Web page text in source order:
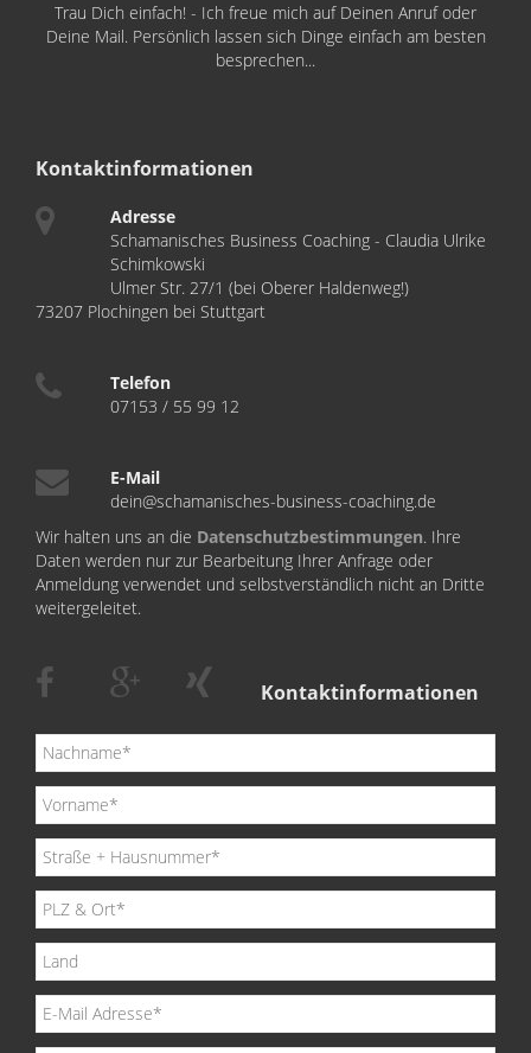
Trau Dich einfach! - Ich freue mich auf Deinen Anruf oder
Deine Mail. Persönlich lassen sich Dinge einfach am besten
besprechen...
Kontaktinformationen
Adresse
Schamanisches Business Coaching - Claudia Ulrike
Schimkowski
Ulmer Str. 27/1 (bei Oberer Haldenweg!)
73207 Plochingen bei Stuttgart
Telefon
07153 / 55 99 12
E-Mail
dein@schamanisches-business-coaching.de
Wir halten uns an die Datenschutzbestimmungen. Ihre
Daten werden nur zur Bearbeitung Ihrer Anfrage oder
Anmeldung verwendet und selbstverständlich nicht an Dritte
weitergeleitet.
Kontaktinformationen